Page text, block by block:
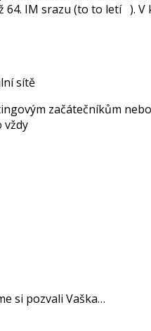
64. IM srazu (to to letí ).
sítě
začátečníkům
vždy
si pozvali Vaška…